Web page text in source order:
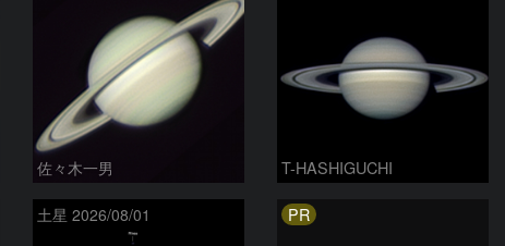
佐々木一男 T-HASHIGUCHI
土星 2026/08/01 PR